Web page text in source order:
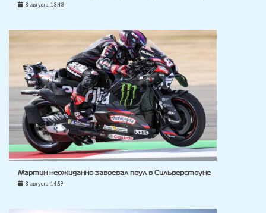
8 августа, 18:48
Мартин неожиданно завоевал поул в Сильверстоуне
8 августа, 14:59